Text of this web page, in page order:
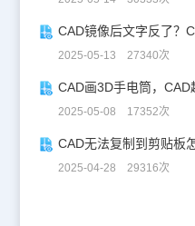
2025-05-13 27340次
CAD画3D手电筒，CAD
2025-05-08 17352次
2025-04-28 29316次